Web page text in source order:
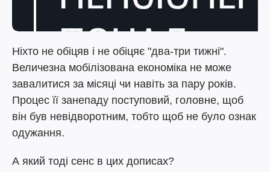
Ніхто не обіцяв і не обіцяє "два-три тижні".
Величезна мобілізована економіка не може
завалитися за місяці чи навіть за пару років.
Процес її занепаду поступовий, головне, щоб
він був невідворотним, тобто щоб не було ознак
одужання.
А який тоді сенс в цих дописах?